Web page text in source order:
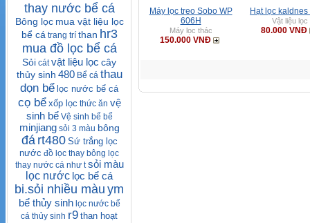
thay nước bể cá
Bông lọc mua vật liệu lọc
bể cá trang trí than hr3
mua đồ lọc bể cá
Sỏi cát vật liệu lọc cây
thủy sinh 480 Bể cá thau
dọn bể lọc nước bể cá
cọ bể xốp lọc thức ăn vệ
sinh bể Vệ sinh bể bể
minjiang sỏi 3 màu bông
đá rt480 Sứ trắng lọc
nước đồ lọc thay bông lọc
thay nước cá như t sỏi màu
lọc nước lọc bể cá
bi.sỏi nhiều màu ym
bể thủy sinh lọc nước bể
cá thủy sinh r9 than hoạt
Máy lọc treo Sobo WP
606H
Máy lọc thác
150.000 VNĐ
Hạt lọc
Vật liệu lọc
80.000 VNĐ